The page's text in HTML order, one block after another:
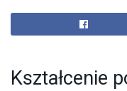
Kształcenie